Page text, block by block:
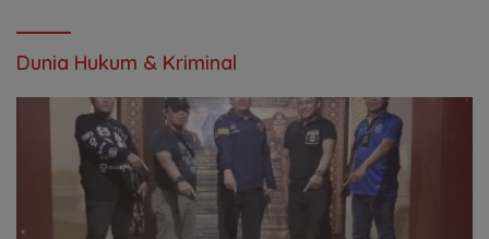
Dunia Hukum & Kriminal